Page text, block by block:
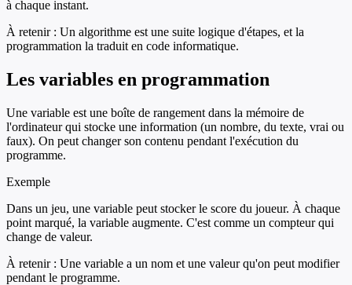
à chaque instant.
À retenir : Un algorithme est une suite logique d'étapes, et la
programmation la traduit en code informatique.
Les variables en programmation
Une variable est une boîte de rangement dans la mémoire de
l'ordinateur qui stocke une information (un nombre, du texte, vrai ou
faux). On peut changer son contenu pendant l'exécution du
programme.
Exemple
Dans un jeu, une variable peut stocker le score du joueur. À chaque
point marqué, la variable augmente. C'est comme un compteur qui
change de valeur.
À retenir : Une variable a un nom et une valeur qu'on peut modifier
pendant le programme.